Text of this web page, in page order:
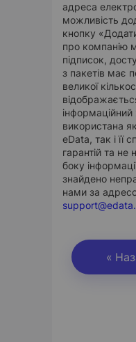
адреса
можливість
кнопку
про компанію
підписок,
з пакетів має
великої
використана
eData, так і її
гарантій та не
боку
знайдено
нами за
«